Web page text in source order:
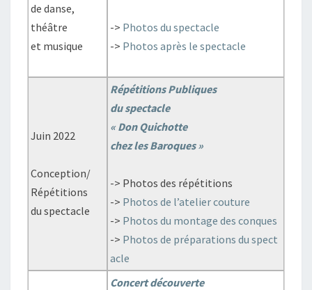
de danse,
théâtre
et musique
-> Photos du spectacle
-> Photos après le spectacle
Juin 2022
Conception/
Répétitions
du spectacle
Répétitions Publiques
du spectacle
« Don Quichotte
chez les Baroques »
-> Photos des répétitions
-> Photos de l’atelier couture
-> Photos du montage des conques
-> Photos de préparations du spect
acle
Concert découverte